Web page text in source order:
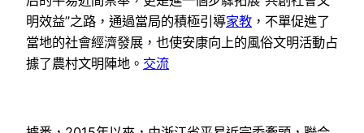
明效益”之路，通過當局的積極引導家教 ，不單促進了
當地的社會經濟發展，也使安康向上的風俗文明活動占
據了農村文明陣地。 交流